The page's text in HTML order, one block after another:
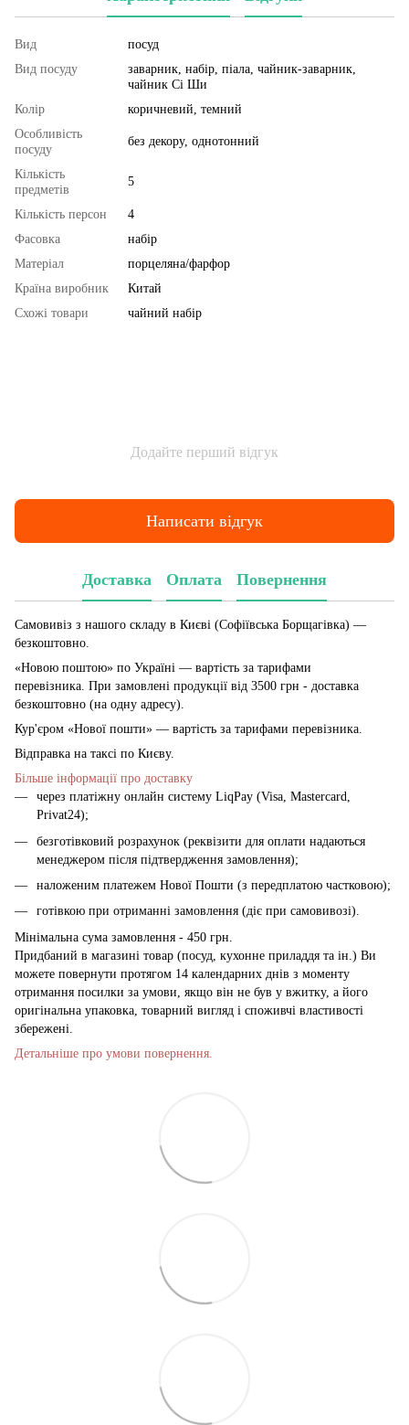
Вид
посуд
Вид посуду
заварник, набір, піала, чайник-заварник,
чайник Сі Ши
Колір
коричневий, темний
Особливість
посуду
без декору, однотонний
Кількість
предметів
5
Кількість персон
4
Фасовка
набір
Матеріал
порцеляна/фарфор
Країна виробник
Китай
Схожі товари
чайний набір
Додайте перший відгук
Написати відгук
Доставка Оплата Повернення
Самовивіз з нашого складу в Києві (Софіївська Борщагівка) —
безкоштовно.
«Новою поштою» по Україні — вартість за тарифами
перевізника. При замовлені продукції від 3500 грн - доставка
безкоштовно (на одну адресу).
Кур'єром «Нової пошти» — вартість за тарифами перевізника.
Відправка на таксі по Києву.
Більше інформації про доставку
через платіжну онлайн систему LiqPay (Visa, Mastercard,
Privat24);
безготівковий розрахунок (реквізити для оплати надаються
менеджером після підтвердження замовлення);
наложеним платежем Нової Пошти (з передплатою частковою);
готівкою при отриманні замовлення (діє при самовивозі).
Мінімальна сума замовлення - 450 грн.
Придбаний в магазині товар (посуд, кухонне приладдя та ін.) Ви
можете повернути протягом 14 календарних днів з моменту
отримання посилки за умови, якщо він не був у вжитку, а його
оригінальна упаковка, товарний вигляд і споживчі властивості
збережені.
Детальніше про умови повернення.